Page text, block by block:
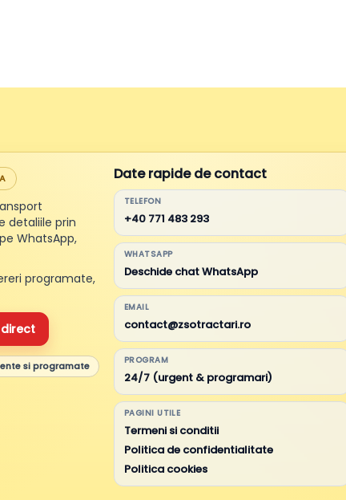
detaliile prin
WhatsApp,
programate,
si programate
Date rapide de contact
TELEFON
+40 771 483 293
WHATSAPP
Deschide chat WhatsApp
EMAIL
contact@zsotractari.ro
PROGRAM
24/7 (urgent & programari)
PAGINI UTILE
Termeni si conditii
Politica de confidentialitate
Politica cookies